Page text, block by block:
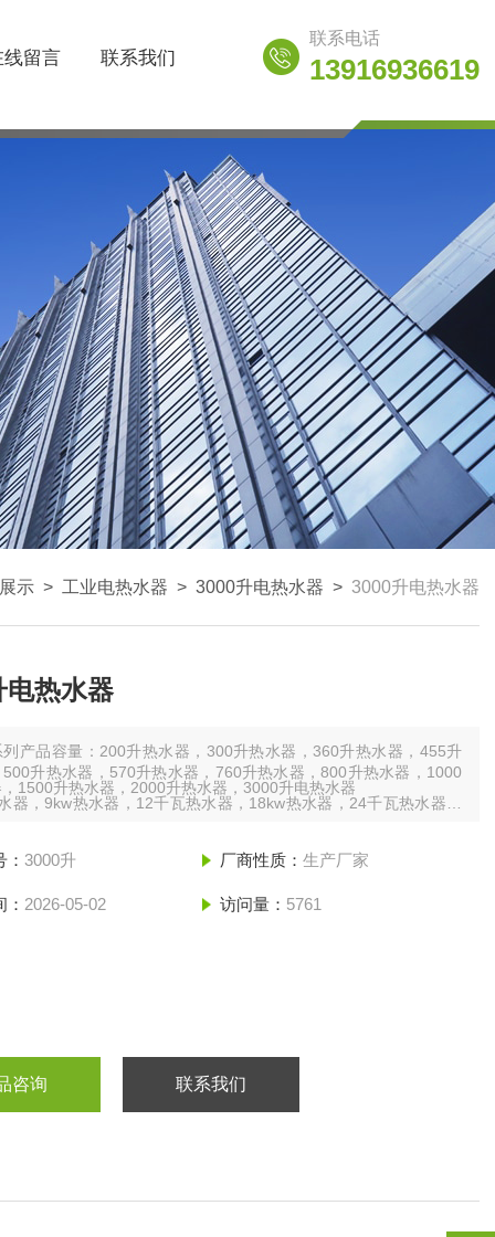
线留言 联系我们
联系电话
13916936619
示 > 工业电热水器 > 3000升电热水器 > 3000升电热水器
电热水器
列产品容量：200升热水器，300升热水器，360升热水器，455升
升热水器，570升热水器，760升热水器，800升热水器，1000
1500升热水器，2000升热水器，3000升电热水器
器，9kw热水器，12千瓦热水器，18kw热水器，24千瓦热水器，
：3000升 厂商性质： 生产厂家
2026-05-02 访问量： 5761
咨询 联系我们